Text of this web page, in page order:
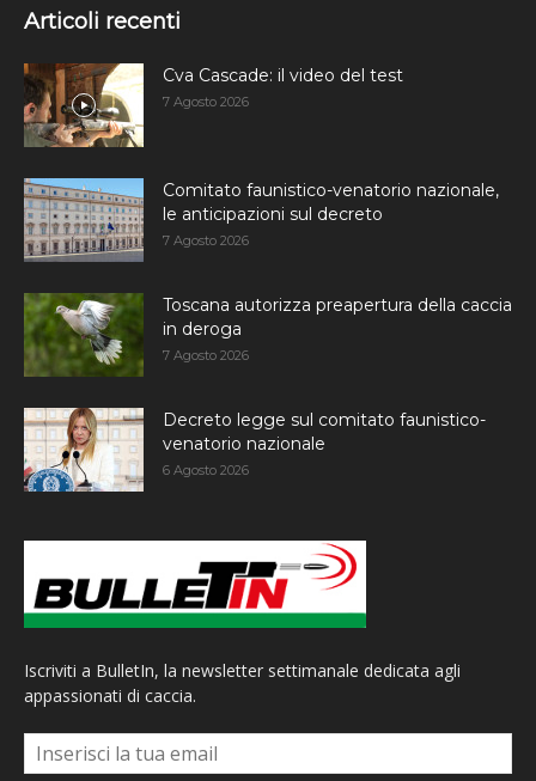
Articoli recenti
Cva Cascade: il video del test
7 Agosto 2026
Comitato faunistico-venatorio nazionale,
le anticipazioni sul decreto
7 Agosto 2026
Toscana autorizza preapertura della caccia
in deroga
7 Agosto 2026
Decreto legge sul comitato faunistico-
venatorio nazionale
6 Agosto 2026
Iscriviti a BulletIn, la newsletter settimanale dedicata agli
appassionati di caccia.